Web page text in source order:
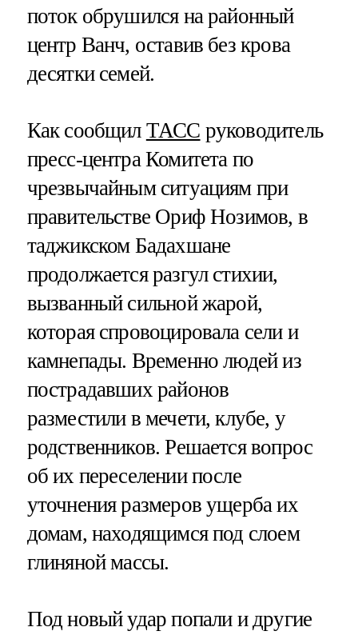
поток обрушился на районный
центр Ванч, оставив без крова
десятки семей.
Как сообщил ТАСС руководитель
пресс-центра Комитета по
чрезвычайным ситуациям при
правительстве Ориф Нозимов, в
таджикском Бадахшане
продолжается разгул стихии,
вызванный сильной жарой,
которая спровоцировала сели и
камнепады. Временно людей из
пострадавших районов
разместили в мечети, клубе, у
родственников. Решается вопрос
об их переселении после
уточнения размеров ущерба их
домам, находящимся под слоем
глиняной массы.
Под новый удар попали и другие